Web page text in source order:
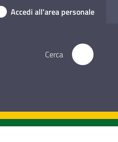
Accedi all'area personale
Cerca